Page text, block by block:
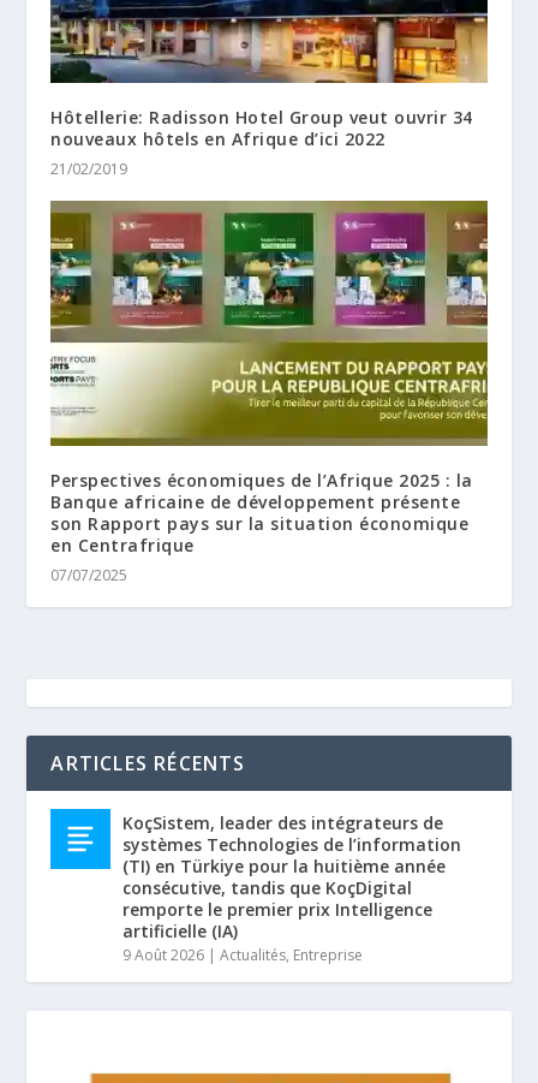
Hôtellerie: Radisson Hotel Group veut ouvrir 34
nouveaux hôtels en Afrique d’ici 2022
21/02/2019
Perspectives économiques de l’Afrique 2025 : la
Banque africaine de développement présente
son Rapport pays sur la situation économique
en Centrafrique
07/07/2025
ARTICLES RÉCENTS
KoçSistem, leader des intégrateurs de
systèmes Technologies de l’information
(TI) en Türkiye pour la huitième année
consécutive, tandis que KoçDigital
remporte le premier prix Intelligence
artificielle (IA)
9 Août 2026 |Actualités, Entreprise